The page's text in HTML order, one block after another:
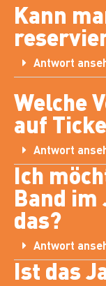
Kann
Antwort
Welche
auf
Antwort
Ich
Band im
das?
Antwort
Ist das